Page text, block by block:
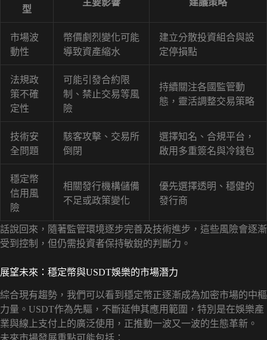
型
市場波
動性
幣價劇烈變化可能
導致資產縮水
建立分散投資組合與設
定停損點
法規政
策不確
定性
可能引發合約限
制、禁止交易等風
險
持續關注各國監管動
態，靈活調整交易策略
技術安
全問題
駭客攻擊、交易所
倒閉
選擇知名、合規平台，
啟用多重簽名與冷錢包
穩定幣
信用風
險
相關發行機構儲備
不足或政策變化
優先選擇透明、穩健的
發行商
話說回來，隨著監管環境逐步完善及技術進步，這些風險會逐漸
受到控制，但仍需投資者保持敏銳的判斷力。
展望未來：穩定幣與USDT娛樂的市場潛力
綜合現有趨勢，我們可以看到穩定幣正逐漸成為加密市場的中樞
力量。USDT作為先驅，不斷延伸其應用範圍，特別是在娛樂產
業與線上支付上的廣泛使用，正推動一波又一波的生態革新。